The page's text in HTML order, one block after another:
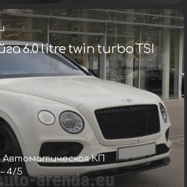
6.0 litre twin turbo TSI
Автоматическая КП
4/5